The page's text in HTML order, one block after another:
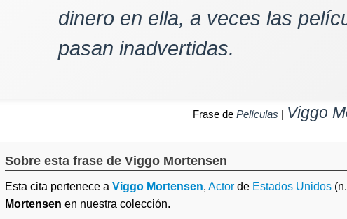
dinero en ella, a veces las
pasan inadvertidas.
Frase de Películas | Viggo
Sobre esta frase de Viggo Mortensen
Esta cita pertenece a Viggo Mortensen, Actor de Estados Unidos
Mortensen en nuestra colección.